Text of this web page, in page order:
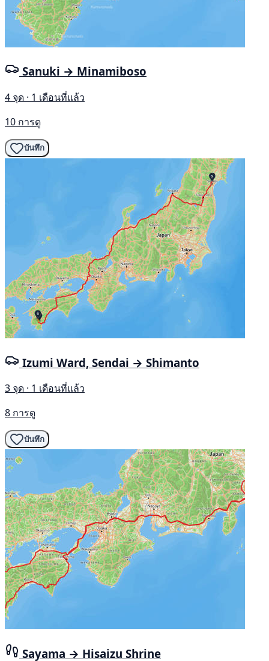
Sanuki → Minamiboso
4 จุด · 1 เดือนที่แล้ว
10 การดู
บันทึก
Izumi Ward, Sendai → Shimanto
3 จุด · 1 เดือนที่แล้ว
8 การดู
บันทึก
Sayama → Hisaizu Shrine